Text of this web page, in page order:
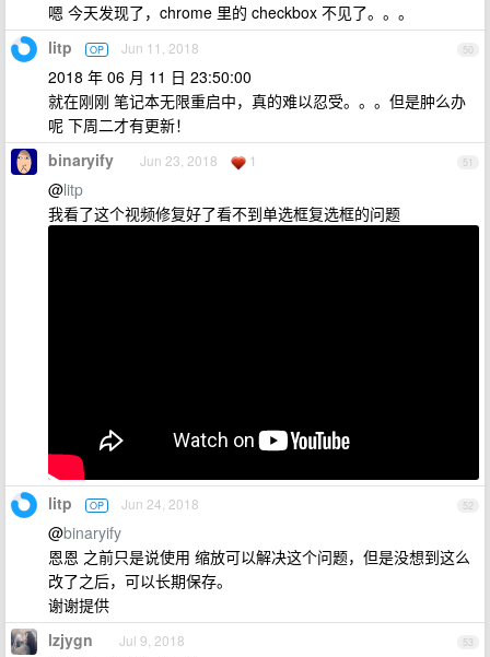
嗯 今天发现了，chrome 里的 checkbox 不见了。。。
50
litp OP Jun 11, 2018
2018 年 06 月 11 日 23:50:00
就在刚刚 笔记本无限重启中，真的难以忍受。。。但是肿么办
呢 下周二才有更新！
51
binaryify Jun 23, 2018 1
@litp
我看了这个视频修复好了看不到单选框复选框的问题
52
litp OP Jun 24, 2018
@binaryify
恩恩 之前只是说使用 缩放可以解决这个问题，但是没想到这么
改了之后，可以长期保存。
谢谢提供
53
lzjygn Jul 9, 2018